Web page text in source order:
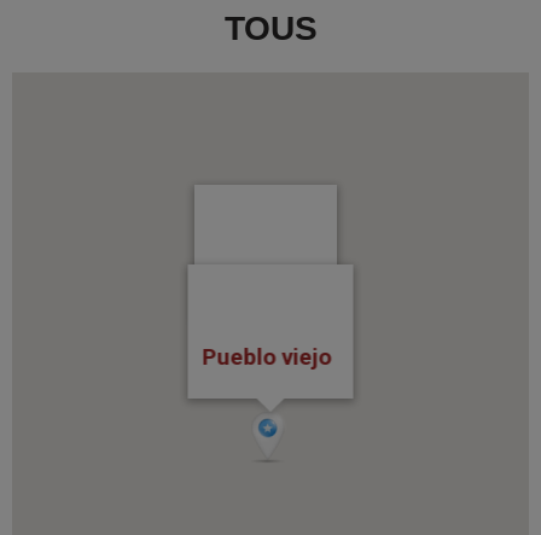
TOUS
Pueblo viejo